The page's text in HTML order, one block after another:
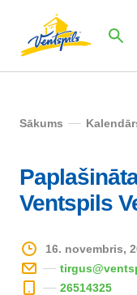
Sākums
Ventspils
16. novembris,
26514325